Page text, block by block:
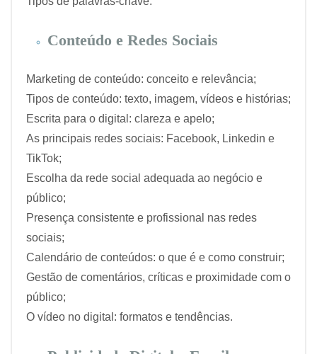
Conteúdo e Redes Sociais
Marketing de conteúdo: conceito e relevância;
Tipos de conteúdo: texto, imagem, vídeos e histórias;
Escrita para o digital: clareza e apelo;
As principais redes sociais: Facebook, Linkedin e
TikTok;
Escolha da rede social adequada ao negócio e
público;
Presença consistente e profissional nas redes
sociais;
Calendário de conteúdos: o que é e como construir;
Gestão de comentários, críticas e proximidade com o
público;
O vídeo no digital: formatos e tendências.